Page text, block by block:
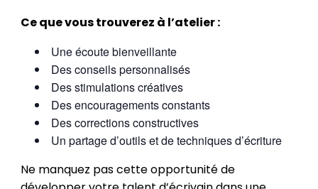
Ce que vous trouverez à l’atelier :
Une écoute bienveillante
Des conseils personnalisés
Des stimulations créatives
Des encouragements constants
Des corrections constructives
Un partage d’outils et de techniques d’écriture
Ne manquez pas cette opportunité de